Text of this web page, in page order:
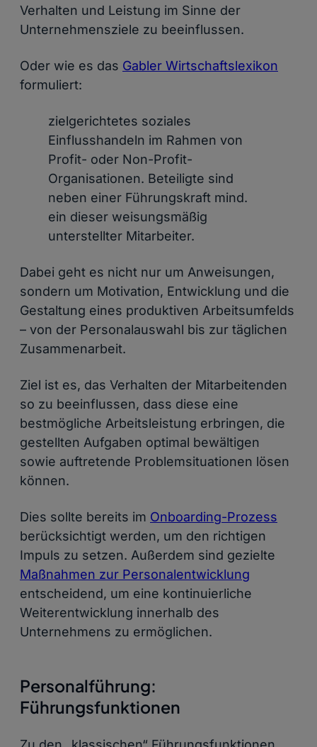
Verhalten und Leistung im Sinne der
Unternehmensziele zu beeinflussen.
Oder wie es das Gabler Wirtschaftslexikon
formuliert:
zielgerichtetes soziales
Einflusshandeln im Rahmen von
Profit- oder Non-Profit-
Organisationen. Beteiligte sind
neben einer Führungskraft mind.
ein dieser weisungsmäßig
unterstellter Mitarbeiter.
Dabei geht es nicht nur um Anweisungen,
sondern um Motivation, Entwicklung und die
Gestaltung eines produktiven Arbeitsumfelds
– von der Personalauswahl bis zur täglichen
Zusammenarbeit.
Ziel ist es, das Verhalten der Mitarbeitenden
so zu beeinflussen, dass diese eine
bestmögliche Arbeitsleistung erbringen, die
gestellten Aufgaben optimal bewältigen
sowie auftretende Problemsituationen lösen
können.
Dies sollte bereits im Onboarding-Prozess
berücksichtigt werden, um den richtigen
Impuls zu setzen. Außerdem sind gezielte
Maßnahmen zur Personalentwicklung
entscheidend, um eine kontinuierliche
Weiterentwicklung innerhalb des
Unternehmens zu ermöglichen.
Personalführung:
Führungsfunktionen